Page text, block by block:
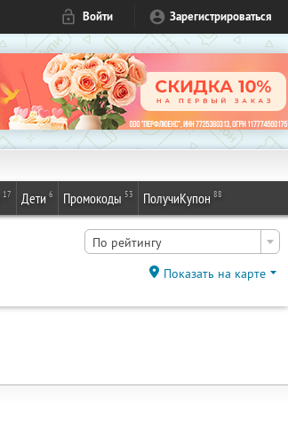
Войти Зарегистрироваться
17 Дети 6 Промокоды 53 ПолучиКупон 88
По рейтингу
Показать на карте